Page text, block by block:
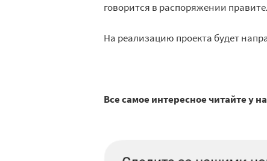
говорится в распоряжении
На реализацию проекта будет
Все самое интересное читайте у